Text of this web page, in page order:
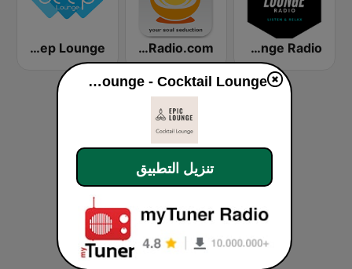
Lounge Radio
Lounge-Radio.com
Deep Lounge
Epic-Lounge - Cocktail Lounge
تنزيل التطبيق